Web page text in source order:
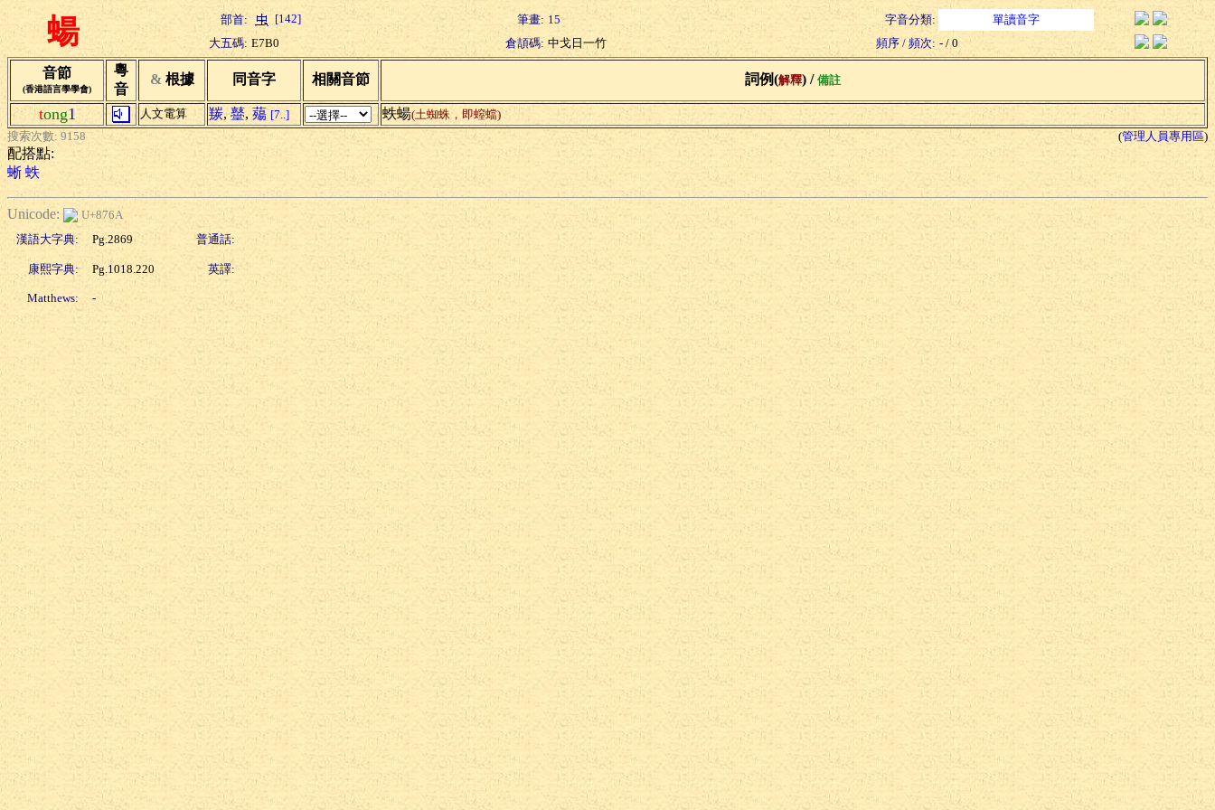
蝪 部首: [142] 筆畫: 15 字音分類:
單讀音字
大五碼: E7B0 倉頡碼: 中戈日一竹 頻序 / 頻次: - / 0
音節
(香港語言學學會)
粵
音
& 根據 同音字 相關音節 詞例(解釋) / 備註
tong1 人文電算 羰, 鼞, 薚 [7..] 蛈蝪(土蜘蛛，即螲蟷)
搜索次數: 9158
(管理人員專用區)
配搭點:
蜥 蛈
Unicode:
U+876A
漢語大字典:
Pg.2869 普通話:
康熙字典: Pg.1018.220 英譯:
Matthews: -